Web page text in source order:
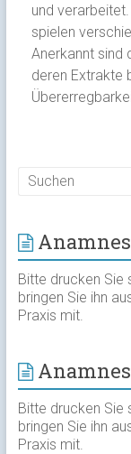
und
spielen
Anerkannt sind
deren Extrakte
Bitte drucken Sie
bringen Sie ihn
Praxis mit.
Bitte drucken Sie
bringen Sie ihn
Praxis mit.